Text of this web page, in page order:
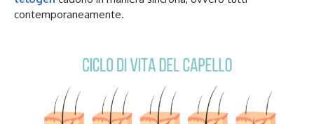
contemporaneamente.